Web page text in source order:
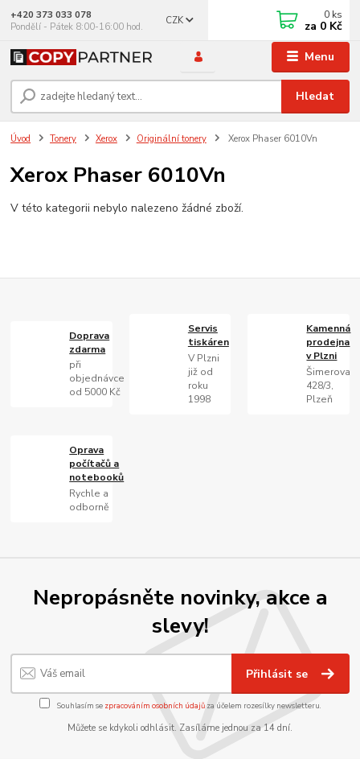
Menu
CZK
Hledat
+420 373 033 078
Pondělí - Pátek 8:00-16:00 hod.
0 ks
za 0 Kč
Úvod Tonery Xerox Originální tonery Xerox Phaser 6010Vn
Xerox Phaser 6010Vn
V této kategorii nebylo nalezeno žádné zboží.
Doprava
zdarma
při
objednávce
od 5000 Kč
Servis
tiskáren
V Plzni
již od
roku
1998
Kamenná
prodejna
v Plzni
Šimerova
428/3,
Plzeň
Oprava
počítačů a
notebooků
Rychle a
odborně
Nepropásněte novinky, akce a
slevy!
Přihlásit se
Souhlasím se zpracováním osobních údajůza účelem rozesílky newsletteru.
Můžete se kdykoli odhlásit. Zasíláme jednou za 14 dní.